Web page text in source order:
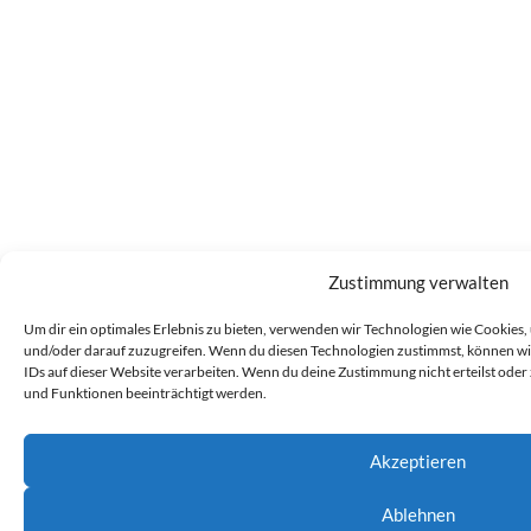
Zustimmung verwalten
Um dir ein optimales Erlebnis zu bieten, verwenden wir Technologien wie
und/oder darauf zuzugreifen. Wenn du diesen Technologien zustimmst, können
IDs auf dieser Website verarbeiten. Wenn du deine Zustimmung nicht erteilst
und Funktionen beeinträchtigt werden.
Akzeptieren
Ablehnen